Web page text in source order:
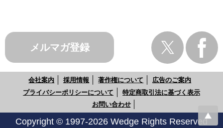
メルマガ登録
会社案内 採用情報 著作権について
広告のご案内
プライバシーポリシーについて
特定商取引法に基づく表示
お問い合わせ
Copyright © 1997-2026 Wedge Rights Reserved